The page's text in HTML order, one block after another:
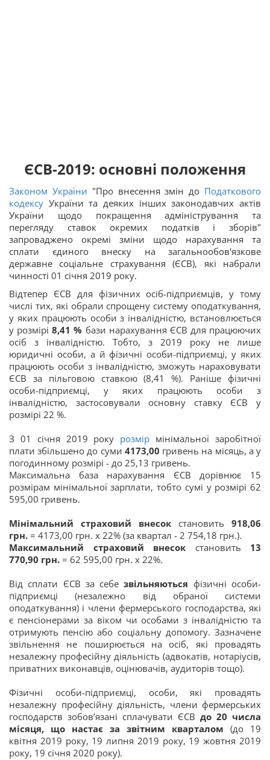
ЄСВ-2019: основні положення
Законом України "Про внесення змін до Податкового
кодексу України та деяких інших законодавчих актів
України щодо покращення адміністрування та
перегляду ставок окремих податків і зборів"
запроваджено окремі зміни щодо нарахування та
сплати єдиного внеску на загальнообов'язкове
державне соціальне страхування (ЄСВ), які набрали
чинності 01 січня 2019 року.
Відтепер ЄСВ для фізичних осіб-підприємців, у тому
числі тих, які обрали спрощену систему оподаткування,
у яких працюють особи з інвалідністю, встановлюється
у розмірі8,41 % бази нарахування ЄСВ для працюючих
осіб з інвалідністю. Тобто, з 2019 року не лише
юридичні особи, а й фізичні особи-підприємці, у яких
працюють особи з інвалідністю, зможуть нараховувати
ЄСВ за пільговою ставкою (8,41 %). Раніше фізичні
особи-підприємці, у яких працюють особи з
інвалідністю, застосовували основну ставку ЄСВ у
розмірі 22 %.
З 01 січня 2019 року розмір мінімальної заробітної
плати збільшено до суми 4173,00 гривень на місяць, а у
погодинному розмірі - до 25,13 гривень.
Максимальна база нарахування ЄСВ дорівнює 15
розмірам мінімальної зарплати, тобто сумі у розмірі 62
595,00 гривень.
Мінімальний страховий внесок становить 918,06
грн. = 4173,00 грн. х 22% (за квартал - 2 754,18 грн.).
Максимальний страховий внесок становить 13
770,90 грн. = 62 595,00 грн. х 22%.
Від сплати ЄСВ за себезвільняються фізичні особи-
підприємці (незалежно від обраної системи
оподаткування) і члени фермерського господарства, які
є пенсіонерами за віком чи особами з інвалідністю та
отримують пенсію або соціальну допомогу. Зазначене
звільнення не поширюється на осіб, які провадять
незалежну професійну діяльність (адвокатів, нотаріусів,
приватних виконавців, оцінювачів, аудиторів тощо).
Фізичні особи-підприємці, особи, які провадять
незалежну професійну діяльність, члени фермерських
господарств зобов’язані сплачувати ЄСВ до 20 числа
місяця, що настає за звітним кварталом (до 19
квітня 2019 року, 19 липня 2019 року, 19 жовтня 2019
року, 19 січня 2020 року).